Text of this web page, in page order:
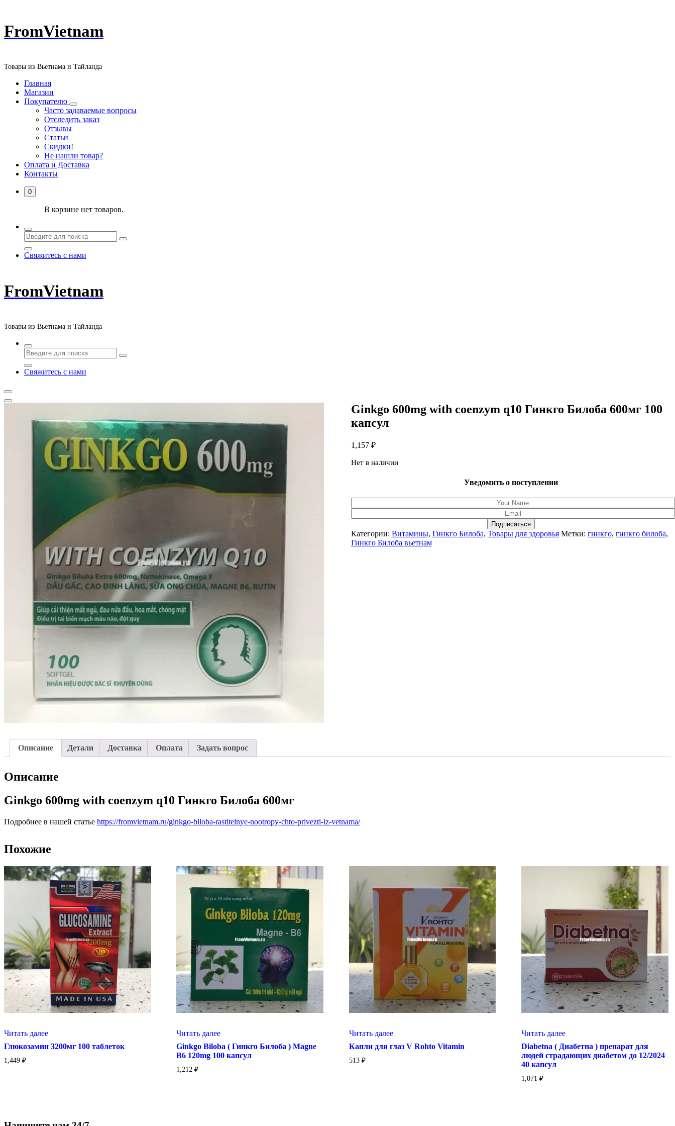
Перейти
к
FromVietnam
Товары из Вьетнама и Тайланда
Главная
Магазин
Покупателю
Часто задаваемые вопросы
Отследить заказ
Отзывы
Статьи
Скидки!
Не нашли товар?
Оплата и Доставка
Контакты
0
В корзине нет товаров.
Свяжитесь с нами
FromVietnam
Товары из Вьетнама и Тайланда
Свяжитесь с нами
Ginkgo 600mg with coenzym q10 Гинкго Билоба 600мг 100
капсул
1,157 ₽
Нет в наличии
Уведомить о поступлении
Подписаться
Категории: Витамины, Гинкго Билоба, Товары для здоровья Метки: гинкго, гинкго билоба,
Гинкго Билоба вьетнам
Описание Детали Доставка Оплата Задать вопрос
Описание
Ginkgo 600mg with coenzym q10 Гинкго Билоба 600мг
Подробнее в нашей статье https://fromvietnam.ru/ginkgo-biloba-rastitelnye-nootropy-chto-privezti-iz-vetnama/
Похожие
Читать далее
Глюкозамин 3200мг 100 таблеток
1,449 ₽
Читать далее
Ginkgo Biloba ( Гинкго Билоба ) Magne
B6 120mg 100 капсул
1,212₽
Читать далее
Капли для глаз V Rohto Vitamin
513 ₽
Читать далее
Diabetna ( Диабетна ) препарат для
людей страдающих диабетом до 12/2024
40 капсул
1,071 ₽